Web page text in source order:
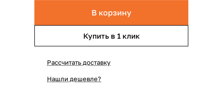
В корзину
Купить в 1 клик
Рассчитать доставку
Нашли дешевле?